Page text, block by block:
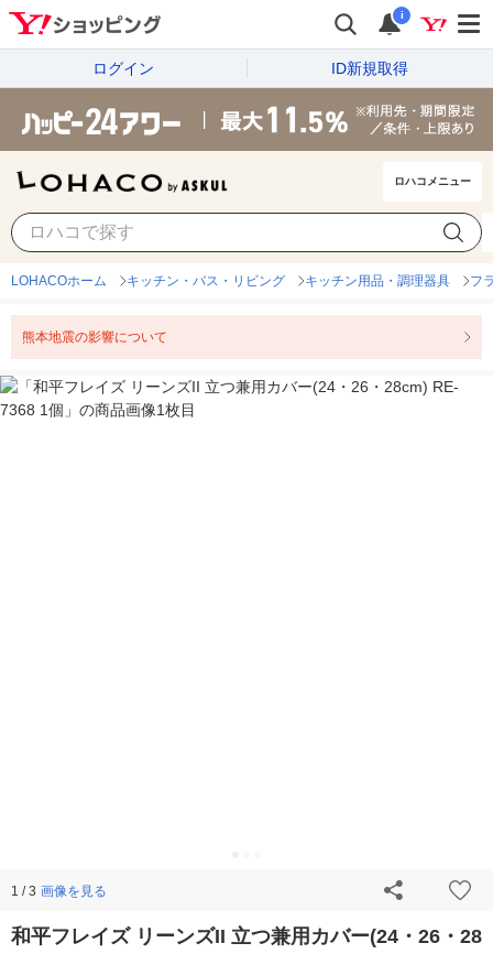
i
ログイン ID新規取得
ロハコメニュー
LOHACOホーム キッチン・バス・リビング キッチン用品・調理器具 フ
熊本地震の影響について
1 / 3 画像を見る
和平フレイズ リーンズII 立つ兼用カバー(24・26・28